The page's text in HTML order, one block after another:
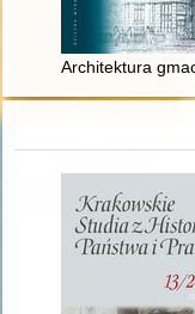
Architektura